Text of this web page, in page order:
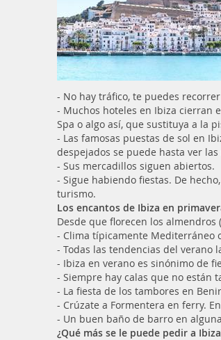
- No hay tráfico, te puedes
- Muchos hoteles en Ibiza cierran
Spa o algo así, que sustituya a la
- Las famosas puestas de sol en
despejados se puede hasta ver
- Sus mercadillos siguen abiertos.
- Sigue habiendo fiestas. De
turismo.
Los encantos de Ibiza en
Desde que florecen los almendros
- Clima típicamente Mediterráneo
- Todas las tendencias del verano
- Ibiza en verano es sinónimo de
- Siempre hay calas que no están
- La fiesta de los tambores en
- Crúzate a Formentera en ferry.
- Un buen baño de barro en
¿Qué más se le puede pedir a